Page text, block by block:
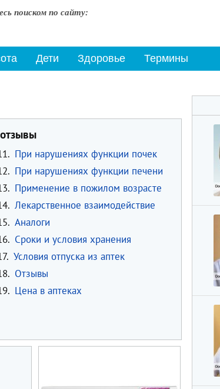
поиском по сайту:
Дети Здоровье Термины
При нарушениях функции почек
При нарушениях функции печени
Применение в пожилом возрасте
Лекарственное взаимодействие
Аналоги
Сроки и условия хранения
Условия отпуска из аптек
Отзывы
Цена в аптеках